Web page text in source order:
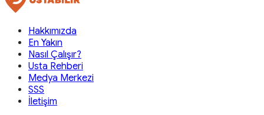
Hakkımızda
En Yakın
Nasıl Çalışır?
Usta Rehberi
Medya Merkezi
SSS
İletişim